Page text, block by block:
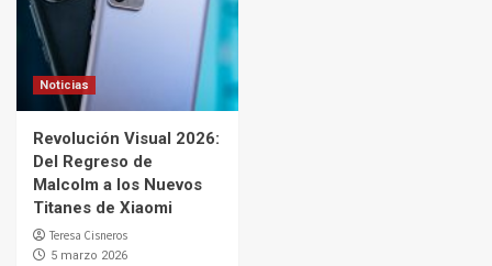
Noticias
Revolución Visual 2026:
Del Regreso de
Malcolm a los Nuevos
Titanes de Xiaomi
Teresa Cisneros
5 marzo 2026